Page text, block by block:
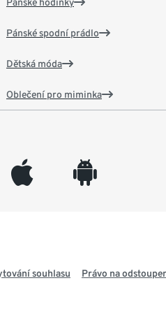
Pánské spodní prádlo
Dětská móda
Oblečení pro miminka
appleinc android
souhlasu Právo na